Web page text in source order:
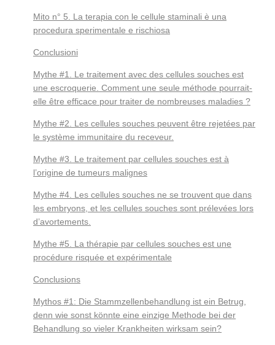
Mito n° 5. La terapia con le cellule staminali è una
procedura sperimentale e rischiosa
Conclusioni
Mythe #1. Le traitement avec des cellules souches est
une escroquerie. Comment une seule méthode pourrait-
elle être efficace pour traiter de nombreuses maladies ?
Mythe #2. Les cellules souches peuvent être rejetées par
le système immunitaire du receveur.
Mythe #3. Le traitement par cellules souches est à
l’origine de tumeurs malignes
Mythe #4. Les cellules souches ne se trouvent que dans
les embryons, et les cellules souches sont prélevées lors
d’avortements.
Mythe #5. La thérapie par cellules souches est une
procédure risquée et expérimentale
Conclusions
Mythos #1: Die Stammzellenbehandlung ist ein Betrug,
denn wie sonst könnte eine einzige Methode bei der
Behandlung so vieler Krankheiten wirksam sein?